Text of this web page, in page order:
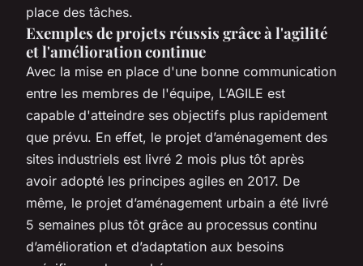
place des tâches.
Exemples de projets réussis grâce à l'agilité
et l'amélioration continue
Avec la mise en place d'une bonne communication
entre les membres de l'équipe, L’AGILE est
capable d'atteindre ses objectifs plus rapidement
que prévu. En effet, le projet d’aménagement des
sites industriels est livré 2 mois plus tôt après
avoir adopté les principes agiles en 2017. De
même, le projet d’aménagement urbain a été livré
5 semaines plus tôt grâce au processus continu
d’amélioration et d’adaptation aux besoins